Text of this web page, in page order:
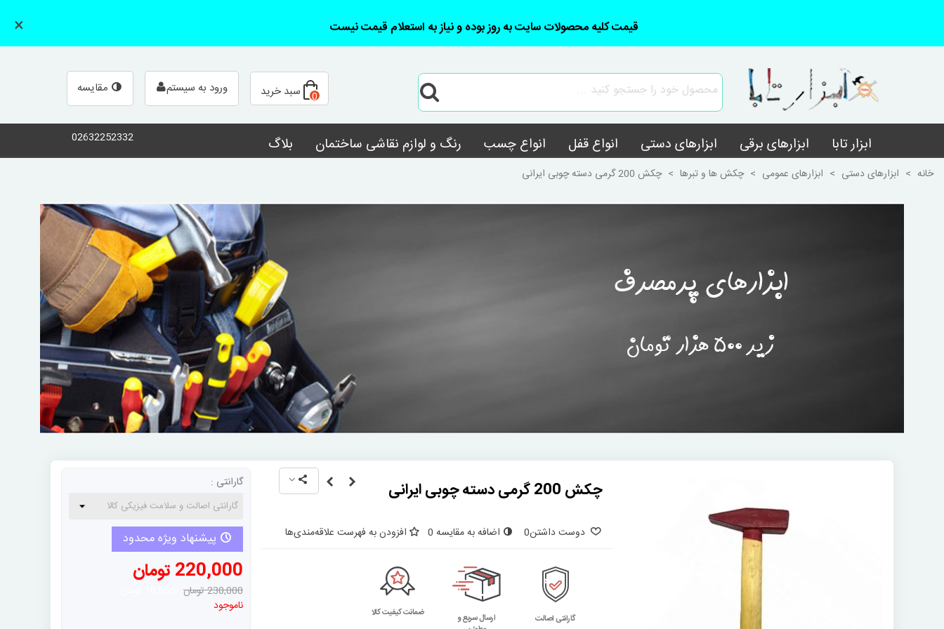
قیمت کلیه محصولات سایت به روز بوده و نیاز به استعلام قیمت نیست ×
0 سبد خرید ورود به سیستم مقایسه
ابزار تابا ابزارهای برقی ابزارهای دستی انواع قفل انواع چسب رنگ و لوازم نقاشی ساختمان بلاگ 02632252332
خانه > ابزارهای دستی > ابزارهای عمومی > چکش ها و تبرها > چکش 200 گرمی دسته چوبی ایرانی
چکش 200 گرمی دسته چوبی ایرانی
دوست داشتن0 اضافه به مقایسه 0 افزودن به فهرست علاقه‌مندی‌ها
گارانتی اصالت
ارسال سریع و
ضمانت کیفیت کالا
گارانتی :
پیشنهاد ویژه محدود
220,000 تومان
230,000 تومان
ناموجود